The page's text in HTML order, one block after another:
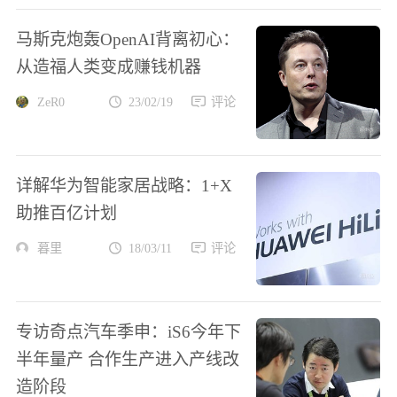
马斯克炮轰OpenAI背离初心：
从造福人类变成赚钱机器
ZeR0 23/02/19 评论
详解华为智能家居战略：1+X
助推百亿计划
暮里 18/03/11 评论
专访奇点汽车季申：iS6今年下
半年量产 合作生产进入产线改
造阶段